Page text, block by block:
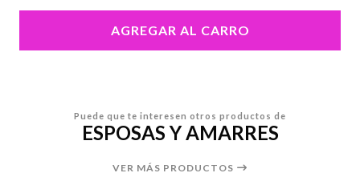
AGREGAR AL CARRO
Puede que te interesen otros productos de
ESPOSAS Y AMARRES
VER MÁS PRODUCTOS